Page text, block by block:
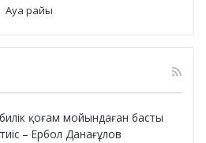
Ауа райы
қоғам мойындаған басты
– Ербол Данағұлов